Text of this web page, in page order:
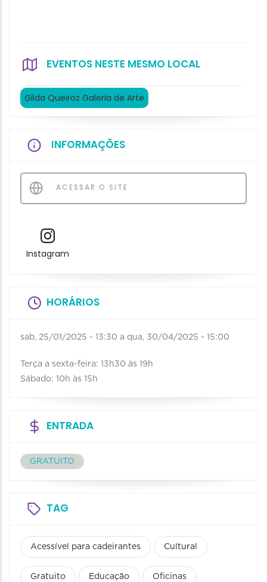
EVENTOS NESTE MESMO LOCAL
Gilda Queiroz Galeria de Arte
INFORMAÇÕES
ACESSAR O SITE
Instagram
HORÁRIOS
sab, 25/01/2025 - 13:30 a qua, 30/04/2025 - 15:00
Terça a sexta-feira: 13h30 às 19h
Sábado: 10h às 15h
ENTRADA
GRATUITO
TAG
Acessível para cadeirantes Cultural
Gratuito Educação Oficinas